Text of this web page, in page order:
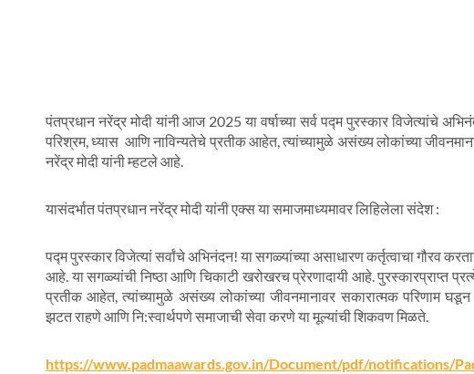
पंतप्रधान नरेंद्र मोदी यांनी आज 2025 या वर्षाच्या सर्व पद्म पुरस्कार विजेत्यांचे
परिश्रम,ध्यास आणि नाविन्यतेचे प्रतीक आहेत,त्यांच्यामुळे असंख्य लोकांच्या
नरेंद्र मोदी यांनी म्हटले आहे.
यासंदर्भात पंतप्रधान नरेंद्र मोदी यांनी एक्स या समाजमाध्यमावर लिहिलेला संदेश :
पद्म पुरस्कार विजेत्यां सर्वांचे अभिनंदन! या सगळ्यांच्या असाधारण कर्तृत्वाचा गौरव
आहे. या सगळ्यांची निष्ठा आणि चिकाटी खरोखरच प्रेरणादायी आहे. पुरस्कारप्राप्त
प्रतीक आहेत,त्यांच्यामुळे असंख्य लोकांच्या जीवनमानावर सकारात्मक परिणाम
झटत राहणे आणि नि:स्वार्थपणे समाजाची सेवा करणे या मूल्यांची शिकवण मिळते.
https://www.padmaawards.gov.in/Document/pdf/notifications/